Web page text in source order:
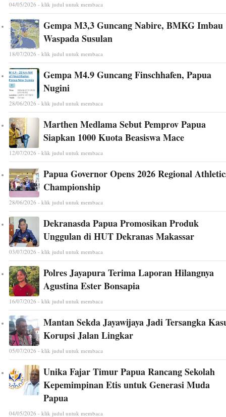
04/05/2026 - klik judul untuk membaca
Gempa M3,3 Guncang Nabire, BMKG Imbau
Waspada Susulan
18/07/2026 - klik judul untuk membaca
Gempa M4.9 Guncang Finschhafen, Papua
Nugini
28/06/2026 - klik judul untuk membaca
Marthen Medlama Sebut Pemprov Papua
Siapkan 1000 Kuota Beasiswa Mace
12/07/2026 - klik judul untuk membaca
Papua Governor Opens 2026 Regional
Championship
28/06/2026 - klik judul untuk membaca
Dekranasda Papua Promosikan Produk
Unggulan di HUT Dekranas Makassar
03/07/2026 - klik judul untuk membaca
Polres Jayapura Terima Laporan Hilangnya
Agustina Ester Bonsapia
16/07/2026 - klik judul untuk membaca
Mantan Sekda Jayawijaya Jadi Tersangka
Korupsi Jalan Lingkar
05/07/2026 - klik judul untuk membaca
Unika Fajar Timur Papua Rancang Sekolah
Kepemimpinan Etis untuk Generasi Muda
Papua
04/05/2026 - klik judul untuk membaca